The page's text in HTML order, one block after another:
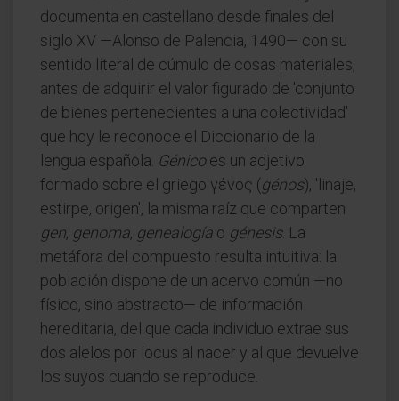
documenta en castellano desde finales del
siglo XV —Alonso de Palencia, 1490— con su
sentido literal de cúmulo de cosas materiales,
antes de adquirir el valor figurado de 'conjunto
de bienes pertenecientes a una colectividad'
que hoy le reconoce el Diccionario de la
lengua española. Génicoes un adjetivo
formado sobre el griego γένος (génos), 'linaje,
estirpe, origen', la misma raíz que comparten
gen, genoma, genealogía o génesis. La
metáfora del compuesto resulta intuitiva: la
población dispone de un acervo común —no
físico, sino abstracto— de información
hereditaria, del que cada individuo extrae sus
dos alelos por locus al nacer y al que devuelve
los suyos cuando se reproduce.